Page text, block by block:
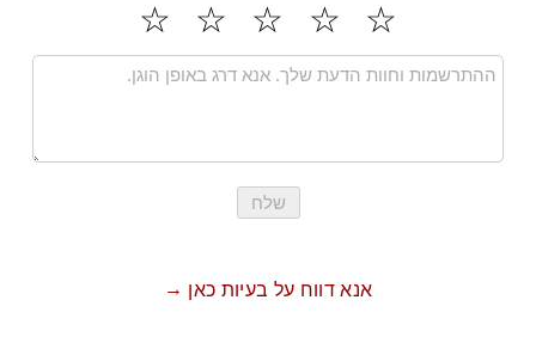
שלח
אנא דווח על בעיות כאן